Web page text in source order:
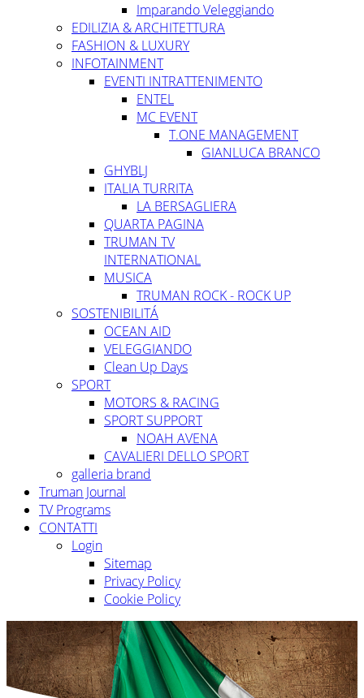
Imparando Veleggiando
EDILIZIA & ARCHITETTURA
FASHION & LUXURY
INFOTAINMENT
EVENTI INTRATTENIMENTO
ENTEL
MC EVENT
T.ONE MANAGEMENT
GIANLUCA BRANCO
GHYBLJ
ITALIA TURRITA
LA BERSAGLIERA
QUARTA PAGINA
TRUMAN TV
INTERNATIONAL
MUSICA
TRUMAN ROCK - ROCK UP
SOSTENIBILITÁ
OCEAN AID
VELEGGIANDO
Clean Up Days
SPORT
MOTORS & RACING
SPORT SUPPORT
NOAH AVENA
CAVALIERI DELLO SPORT
galleria brand
Truman Journal
TV Programs
CONTATTI
Login
Sitemap
Privacy Policy
Cookie Policy